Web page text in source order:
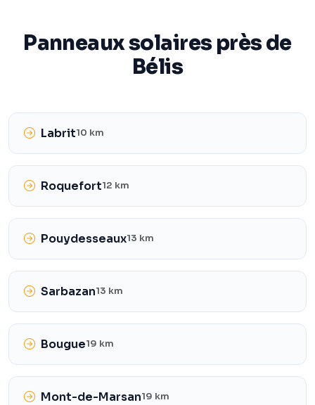
Panneaux solaires près de
Bélis
Labrit10 km
Roquefort12 km
Pouydesseaux13 km
Sarbazan13 km
Bougue19 km
Mont-de-Marsan19 km